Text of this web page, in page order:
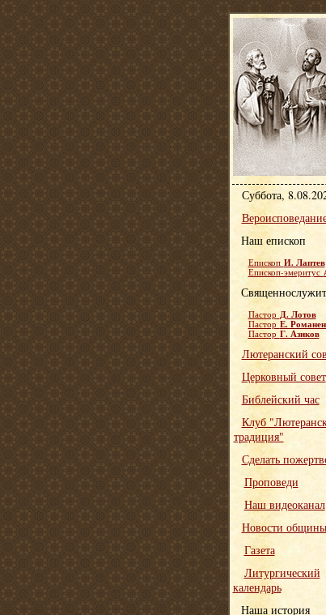
Суббота,
Наш епископ
Епископ И. Лаптев
Епископ-эмеритус
Пастор Д. Лотов
Пастор Е.
Пастор Г. Азиков
Лютеранский
Церковный совет
Библейский час
Клуб
традиция"
Сделать
Проповеди
Наш видеоканал
Новости общины
Газета
Литургический
календарь
Наша история